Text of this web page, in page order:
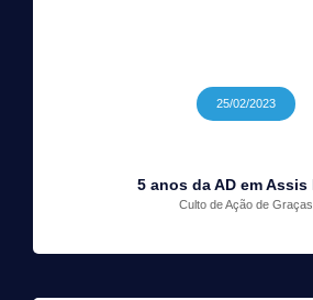
25/02/2023
5 anos da AD em Assis
Culto de Ação de Graças